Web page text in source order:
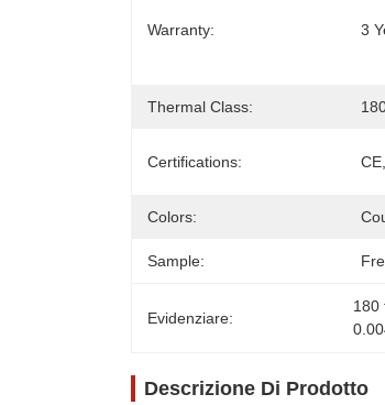
Warranty: 3
Thermal Class:
Certifications:
Colors:
Sample:
Evidenziare:
180
Descrizione Di Prodotto